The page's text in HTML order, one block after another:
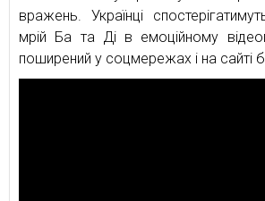
вражень. Українці
мрій Ба та Ді в емоційному
поширений у соцмережах і на сайті